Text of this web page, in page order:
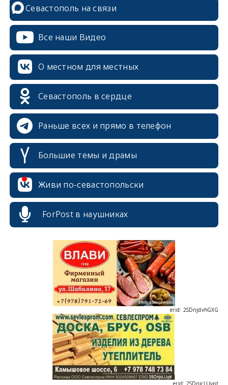
Севастополь на связи
Все наши Видео
О местном для местных
Севастополь в сердце
Раньше всех и прямо в телефон
Большие темы и драмы
Живи по-севастопольски
ForPost в наушниках
erid: 2SDnjdvhGXG
erid: 2SDnjcLUypt